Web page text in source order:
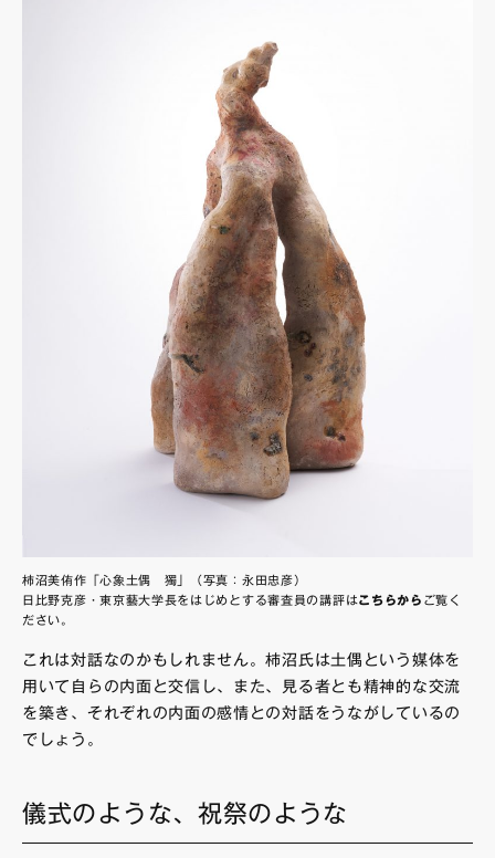
柿沼美侑作「心象土偶 獨」（写真：永田忠彦）
日比野克彦・東京藝大学長をはじめとする審査員の講評はこちらから ご覧く
ださい。
これは対話なのかもしれません。柿沼氏は土偶という媒体を
用いて自らの内面と交信し、また、見る者とも精神的な交流
を築き、それぞれの内面の感情との対話をうながしているの
でしょう。
儀式のような、祝祭のような